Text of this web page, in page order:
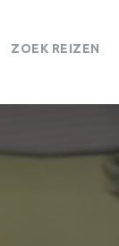
ZOEK REIZEN